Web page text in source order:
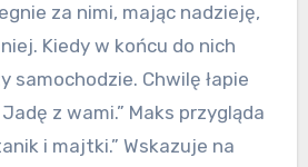
za nimi, mając nadzieję,
Kiedy w końcu do nich
samochodzie. Chwilę łapie
z wami.” Maks przygląda
i majtki.” Wskazuje na